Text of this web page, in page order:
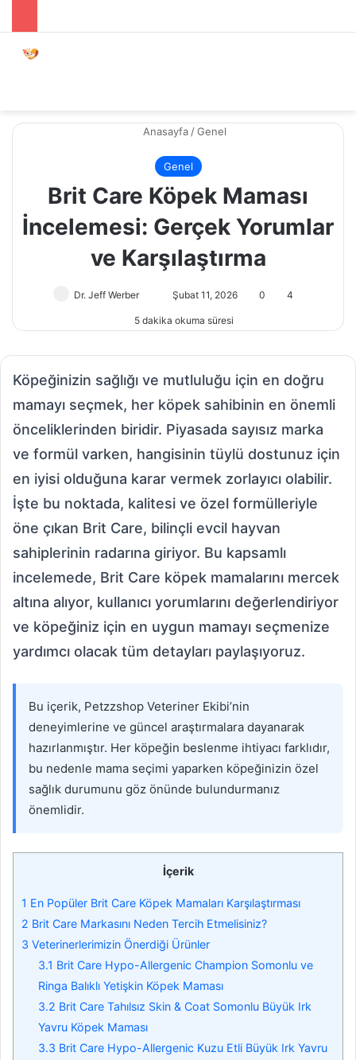
Anasayfa /Genel
Genel
Brit Care Köpek Maması
İncelemesi: Gerçek Yorumlar
ve Karşılaştırma
Dr. Jeff Werber
posta
Şubat 11, 2026 0 4
5 dakika okuma süresi
Köpeğinizin sağlığı ve mutluluğu için en doğru
mamayı seçmek, her köpek sahibinin en önemli
önceliklerinden biridir. Piyasada sayısız marka
ve formül varken, hangisinin tüylü dostunuz için
en iyisi olduğuna karar vermek zorlayıcı olabilir.
İşte bu noktada, kalitesi ve özel formülleriyle
öne çıkan Brit Care, bilinçli evcil hayvan
sahiplerinin radarına giriyor. Bu kapsamlı
incelemede, Brit Care köpek mamalarını mercek
altına alıyor, kullanıcı yorumlarını değerlendiriyor
ve köpeğiniz için en uygun mamayı seçmenize
yardımcı olacak tüm detayları paylaşıyoruz.
Bu içerik, Petzzshop Veteriner Ekibi’nin
deneyimlerine ve güncel araştırmalara dayanarak
hazırlanmıştır. Her köpeğin beslenme ihtiyacı farklıdır,
bu nedenle mama seçimi yaparken köpeğinizin özel
sağlık durumunu göz önünde bulundurmanız
önemlidir.
İçerik
1 En Popüler Brit Care Köpek Mamaları Karşılaştırması
2 Brit Care Markasını Neden Tercih Etmelisiniz?
3 Veterinerlerimizin Önerdiği Ürünler
3.1 Brit Care Hypo-Allergenic Champion Somonlu ve
Ringa Balıklı Yetişkin Köpek Maması
3.2 Brit Care Tahılsız Skin & Coat Somonlu Büyük Irk
Yavru Köpek Maması
3.3 Brit Care Hypo-Allergenic Kuzu Etli Büyük Irk Yavru